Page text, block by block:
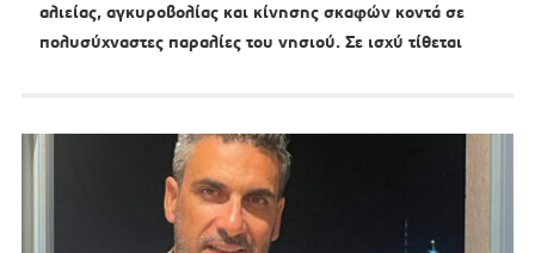
αλιείας, αγκυροβολίας και κίνησης σκαφών κοντά σε
πολυσύχναστες παραλίες του νησιού. Σε ισχύ τίθεται